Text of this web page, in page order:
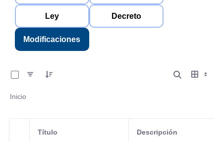
Ley Decreto
Modificaciones
Inicio
Selección del elemento
Título Descripción